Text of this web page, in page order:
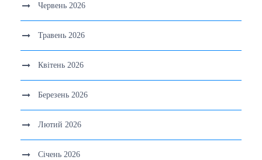
Червень 2026
Травень 2026
Квітень 2026
Березень 2026
Лютий 2026
Січень 2026